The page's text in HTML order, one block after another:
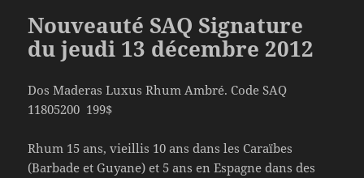
Nouveauté SAQ Signature
du jeudi 13 décembre 2012
Dos Maderas Luxus Rhum Ambré. Code SAQ
11805200 199$
Rhum 15 ans, vieillis 10 ans dans les Caraïbes
(Barbade et Guyane) et 5 ans en Espagne dans des